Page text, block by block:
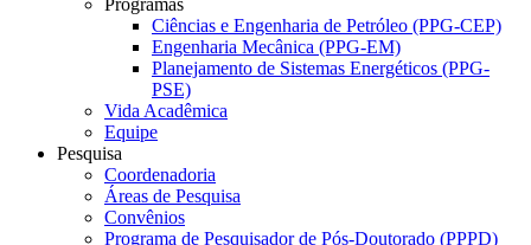
Programas
Ciências e Engenharia de Petróleo (PPG-CEP)
Engenharia Mecânica (PPG-EM)
Planejamento de Sistemas Energéticos (PPG-
PSE)
Vida Acadêmica
Equipe
Pesquisa
Coordenadoria
Áreas de Pesquisa
Convênios
Programa de Pesquisador de Pós-Doutorado (PPPD)